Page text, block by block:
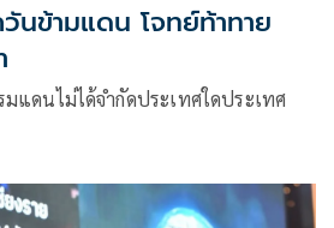
ข้ามแดน โจทย์ท้าทาย
ดนไม่ได้จำกัดประเทศใดประเทศ